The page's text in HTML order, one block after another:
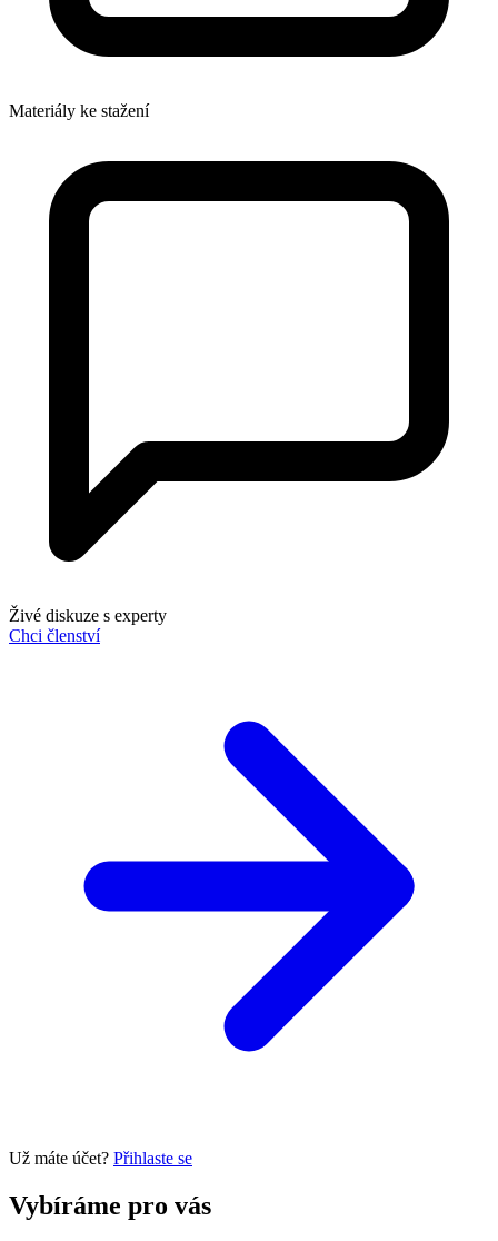
Materiály ke stažení
Živé diskuze s experty
Chci členství
Už máte účet? Přihlaste se
Vybíráme pro vás